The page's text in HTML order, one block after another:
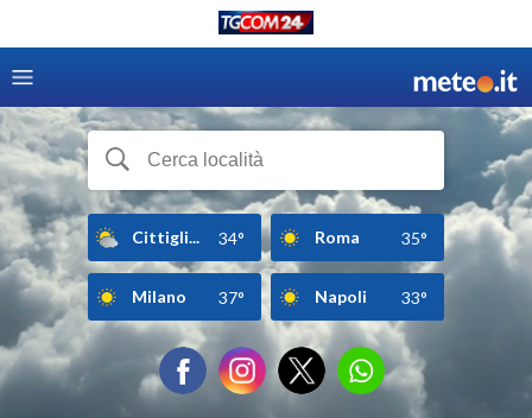
Cittigli... 34° Roma 35°
Milano 37° Napoli 33°